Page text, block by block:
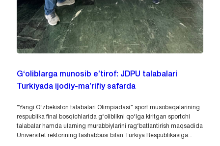
G‘oliblarga munosib e’tirof: JDPU talabalari
Turkiyada ijodiy-ma’rifiy safarda
“Yangi O‘zbekiston talabalari Olimpiadasi” sport musobaqalarining
respublika final bosqichlarida g‘oliblikni qo‘lga kiritgan sportchi
talabalar hamda ularning murabbiylarini rag‘batlantirish maqsadida
Universitet rektorining tashabbusi bilan Turkiya Respublikasiga...